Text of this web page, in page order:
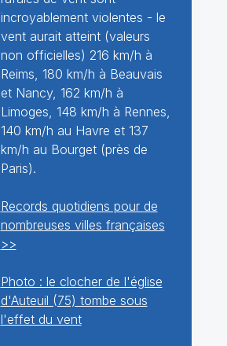
incroyablement violentes - le
vent aurait atteint (valeurs
non officielles) 216 km/h à
Reims, 180 km/h à Beauvais
et Nancy, 162 km/h à
Limoges, 148 km/h à Rennes,
140 km/h au Havre et 137
km/h au Bourget (près de
Paris).
Records quotidiens pour de
nombreuses villes françaises
>>
Photo : le clocher de l'église
d'Auteuil (75) tombe sous
l'effet du vent